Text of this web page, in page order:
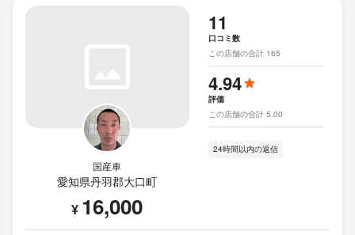
国産車
愛知県丹羽郡大口町
¥ 16,000
11
口コミ数
この店舗の合計 165
4.94
評価
この店舗の合計 5.00
24時間以内の返信